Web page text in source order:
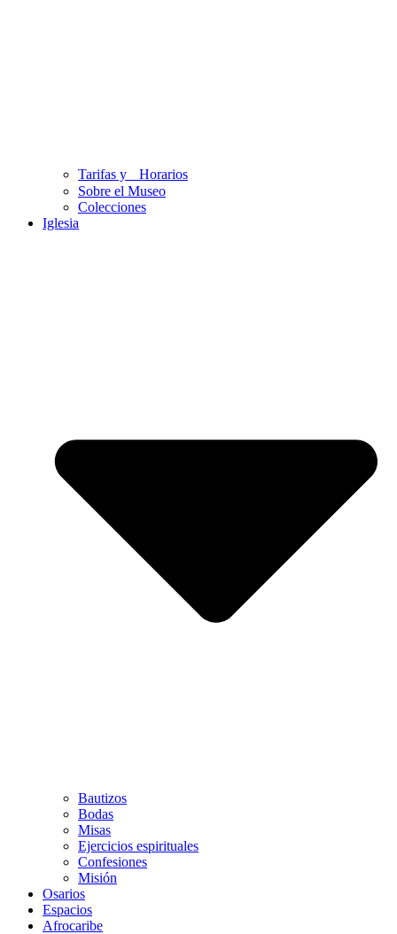
Tarifas y Horarios
Sobre el Museo
Colecciones
Iglesia
Bautizos
Bodas
Misas
Ejercicios espirituales
Confesiones
Misión
Osarios
Espacios
Afrocaribe